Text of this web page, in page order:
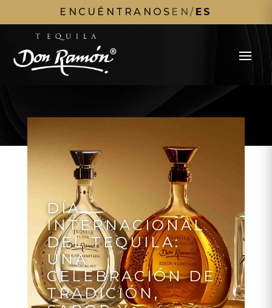
ENCUÉNTRANOS EN / ES
DÍA
INTERNACIONAL
DEL TEQUILA:
UNA
CELEBRACIÓN DE
TRADICIÓN,